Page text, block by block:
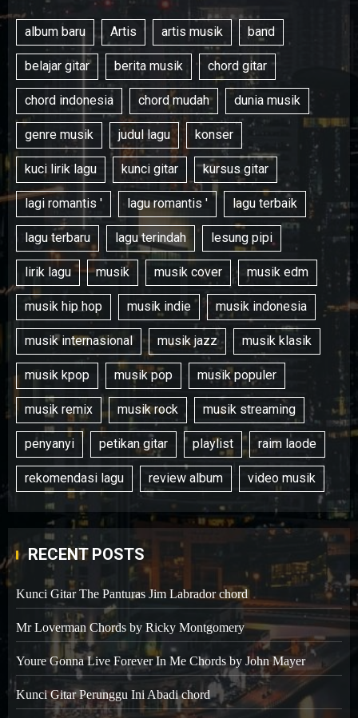
album baru Artis artis musik band
belajar gitar berita musik chord gitar
chord indonesia chord mudah dunia musik
genre musik judul lagu konser
kuci lirik lagu kunci gitar kursus gitar
lagi romantis ' lagu romantis ' lagu terbaik
lagu terbaru lagu terindah lesung pipi
lirik lagu musik musik cover musik edm
musik hip hop musik indie musik indonesia
musik internasional musik jazz musik klasik
musik kpop musik pop musik populer
musik remix musik rock musik streaming
penyanyi petikan gitar playlist raim laode
rekomendasi lagu review album video musik
RECENT POSTS
Kunci Gitar The Panturas Jim Labrador chord
Mr Loverman Chords by Ricky Montgomery
Youre Gonna Live Forever In Me Chords by John Mayer
Kunci Gitar Perunggu Ini Abadi chord